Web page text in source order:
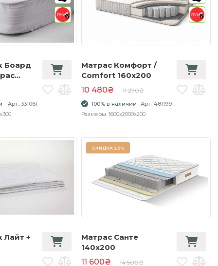
6
Боард
Арт.: 331061
6
Матрас Комфорт /
Comfort 160x200
10 480₴
11 270₴
Арт.: 481199
100% в наличии
Размеры: 1600x2000x200
Лайт +
СКИДКА 20%
Матрас Санте
140x200
11 600₴
14 500₴